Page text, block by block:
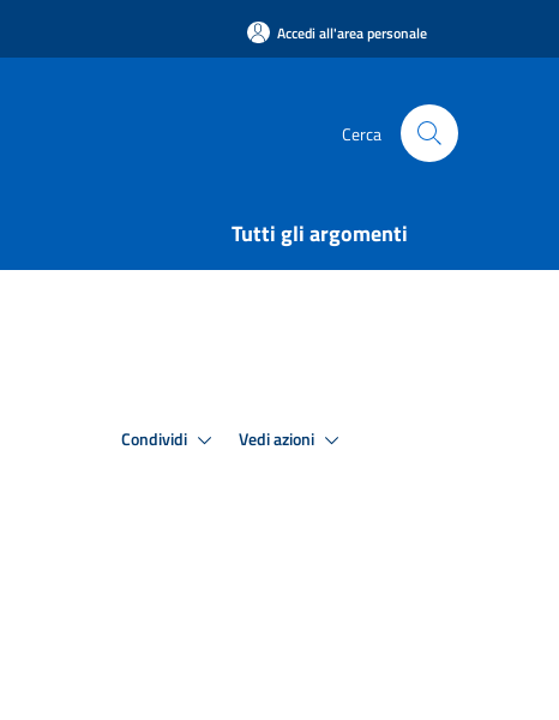
Accedi all'area personale
Cerca
Tutti gli argomenti
Condividi Vedi azioni